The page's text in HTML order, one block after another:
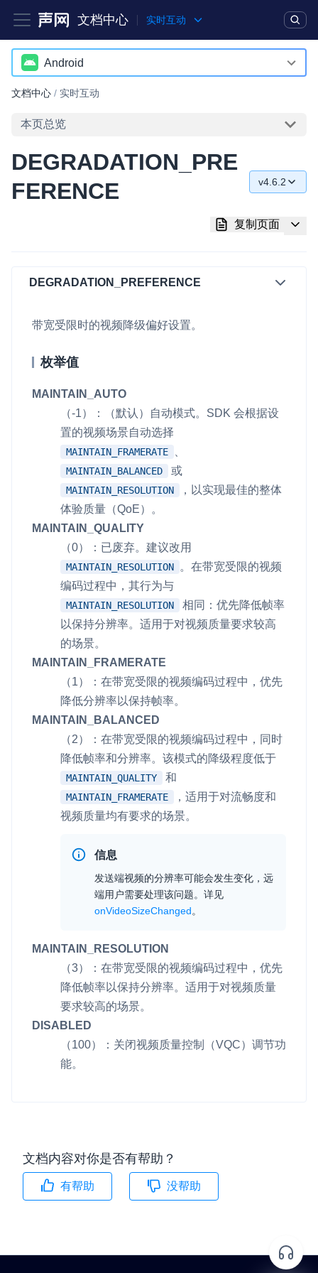
文档中心 实时互动
产品 解决方案
突破传统文字交互模式，与 AI 进行高拟真、自然流畅的实时语
集成实时通信技术，实现更强的实时音视频互动功能、更大的可
一整套高可靠、低时延、高并发、安全、全球化的即时聊天云服
务。
融合 CDN 直播
对接国内外多家 CDN 供应商，提供一个整体播放体验最佳的
CDN 直播方案
媒体流加速
为智能硬件提供优质的媒体流传输，实现人与人、人与物、物与
实时互动扩展能力
实时转录翻译
快速实现实时的语音转写功能
快速实现多人实时互动白板协作
微呼叫 NEW
实现智能硬件和微信小程序之间的实时音视频互通
Status Page
集中展示声网主要产品及服务的综合服务质量及可用性信息
内容审核
对实时音频和视频画面进行风险识别，并联动回调和业务处置流
一站式实时互动模块的选型、购买、账号打通
SDK 拓展插件
拓展 SDK 能力，打造更具个性化的音视频互动效果
使用录制、推流、拉流等服务丰富互动体验
云端录制
本地服务端录制
旁路推流
输入在线媒体流
云端转码 RTMP 网关
RTC 服务端 SDK
与 RTC 客户端 SDK 互通，实现收发流
PPT 转码服务
控制台
开通和管理声网各项产品服务的统一入口
灵动会议 NEW
Android
Android
iOS
小程序
Electron
React Native
Unreal (C++)
Unreal (Blueprint)
React
文档中心 / 实时互动
本页总览
DEGRADATION_PRE
FERENCE
v4.6.2
v4.3.1
v4.2.2
复制页面
DEGRADATION_PREFERENCE
带宽受限时的视频降级偏好设置。
枚举值
MAINTAIN_AUTO
（-1）：（默认）自动模式。SDK 会根据设
置的视频场景自动选择
MAINTAIN_FRAMERATE
MAINTAIN_BALANCED 或
MAINTAIN_RESOLUTION
，以实现最佳的整体
体验质量（QoE）。
MAINTAIN_QUALITY
（0）：已废弃。建议改用
MAINTAIN_RESOLUTION
。在带宽受限的视频
编码过程中，其行为与
MAINTAIN_RESOLUTION
相同：优先降低帧率
以保持分辨率。适用于对视频质量要求较高
的场景。
MAINTAIN_FRAMERATE
（1）：在带宽受限的视频编码过程中，优先
降低分辨率以保持帧率。
MAINTAIN_BALANCED
（2）：在带宽受限的视频编码过程中，同时
降低帧率和分辨率。该模式的降级程度低于
MAINTAIN_QUALITY 和
MAINTAIN_FRAMERATE
，适用于对流畅度和
视频质量均有要求的场景。
信息
发送端视频的分辨率可能会发生变化，远
端用户需要处理该问题。详见
onVideoSizeChanged。
MAINTAIN_RESOLUTION
（3）：在带宽受限的视频编码过程中，优先
降低帧率以保持分辨率。适用于对视频质量
要求较高的场景。
DISABLED
（100）：关闭视频质量控制（VQC）调节功
能。
文档内容对你是否有帮助？
有帮助 没帮助